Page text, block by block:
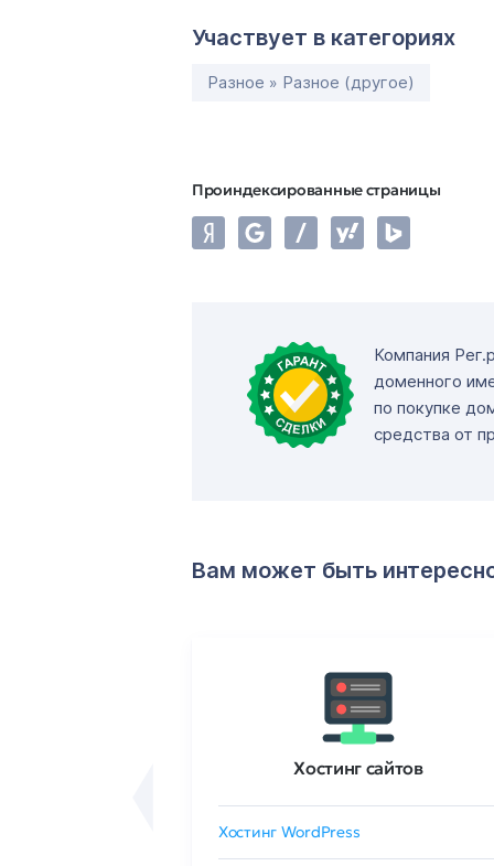
Участвует в категориях
Разное » Разное (другое)
Проиндексированные страницы
Компания
доменного
по покупке
средства от
Вам может быть
Хостинг сайтов
Хостинг WordPress